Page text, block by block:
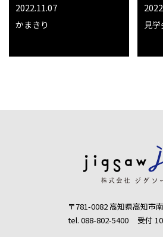
2022.11.07
かまきり 見
〒781-0082 高知県高知市
tel. 088-802-5400
受付